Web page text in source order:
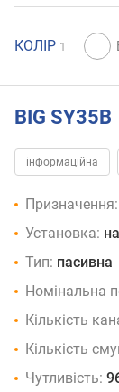
КОЛІР 1
BIG SY35B
інформаційна
Призначення:
Установка:
Тип: пасивна
Номінальна
Кількість
Кількість
Чутливість: